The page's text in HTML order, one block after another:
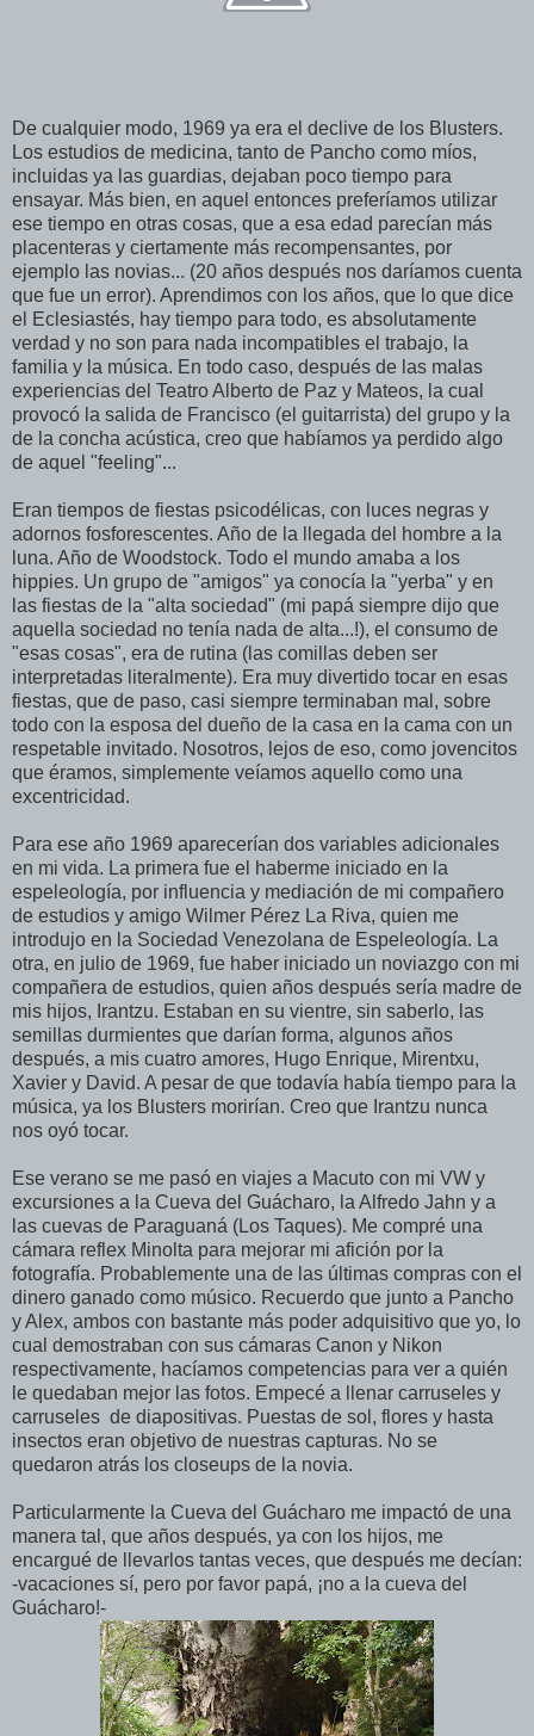
De cualquier modo, 1969 ya era el declive de los Blusters.
Los estudios de medicina, tanto de Pancho como míos,
incluidas ya las guardias, dejaban poco tiempo para
ensayar. Más bien, en aquel entonces preferíamos utilizar
ese tiempo en otras cosas, que a esa edad parecían más
placenteras y ciertamente más recompensantes, por
ejemplo las novias... (20 años después nos daríamos cuenta
que fue un error). Aprendimos con los años, que lo que dice
el Eclesiastés, hay tiempo para todo, es absolutamente
verdad y no son para nada incompatibles el trabajo, la
familia y la música. En todo caso, después de las malas
experiencias del Teatro Alberto de Paz y Mateos, la cual
provocó la salida de Francisco (el guitarrista) del grupo y la
de la concha acústica, creo que habíamos ya perdido algo
de aquel "feeling"...
Eran tiempos de fiestas psicodélicas, con luces negras y
adornos fosforescentes. Año de la l
legada del hombre a la
luna. Año de Woodstock. Todo el mundo amaba a los
hippies. Un grupo de "amigos" ya conocía la "yerba" y en
las fiestas de la "alta sociedad" (mi papá siempre dijo que
aquella sociedad no tenía nada de alta...!), el consumo de
"esas cosas", era de rutina (las comillas deben ser
interpretadas literalmente). Era muy divertido tocar en esas
fiestas, que de paso, casi siempre terminaban mal, sobre
todo con la esposa del dueño de la casa en la cama con un
respetable invitado. Nosotros, lejos de eso, como jovencitos
que éramos, simplemente veíamos aquello como una
excentricidad.
Para ese año 1969 aparecerían dos variables adicionales
en mi vida. La primera fue el haberme iniciado en la
espeleología, por influencia y mediación de mi compañero
de estudios y amigo Wilmer Pérez La Riva, quien me
introdujo en la Sociedad Venezolana de Espeleología. La
otra, en julio de 1969, fue haber iniciado un noviazgo con mi
compañera de estudios, quien años después sería madre de
mis hijos, Irantzu. Estaban en su vientre, sin saberlo, las
semillas durmientes que darían forma, algunos años
después, a mis cuatro amores, Hugo Enrique, Mirentxu,
Xavier y David. A pesar de que todavía había tiempo para la
música, ya los Blusters morirían. Creo que Irantzu nunca
nos oyó tocar.
Ese verano se me pasó en viajes a Macuto con mi VW y
excursiones a la Cueva del Guácharo, la Alfredo Jahn y a
las cuevas de Paraguaná (Los Taques). Me compré una
cámara reflex Minolta para mejorar mi afición por la
fotografía. Probablemente una de las últimas compras con el
dinero ganado como músico. Recuerdo que junto a Pancho
y Alex, ambos con bastante más poder adquisitivo que yo, lo
cual demostraban con sus cámaras Canon y Nikon
respectivamente, hacíamos competencias para ver a quién
le quedaban mejor las fotos. Empecé a llenar carruseles y
carruseles de diapositivas. Puestas de sol, flores y hasta
insectos eran objetivo de nuestras capturas. No se
quedaron atrás los closeups de la novia.
Particularmente la Cueva del Guácharo me impactó de una
manera tal, que años después, ya con los hijos, me
encargué de llevarlos tantas veces, que después me decían:
-vacaciones sí, pero por favor papá, ¡no a la cueva del
Guácharo!-